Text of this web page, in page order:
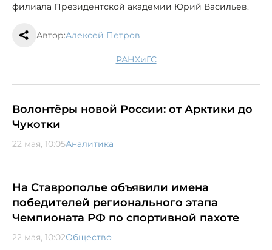
филиала Президентской академии Юрий Васильев.
Автор:Алексей Петров
РАНХиГС
Волонтёры новой России: от Арктики до
Чукотки
22 мая, 10:05Аналитика
На Ставрополье объявили имена
победителей регионального этапа
Чемпионата РФ по спортивной пахоте
22 мая, 10:02Общество